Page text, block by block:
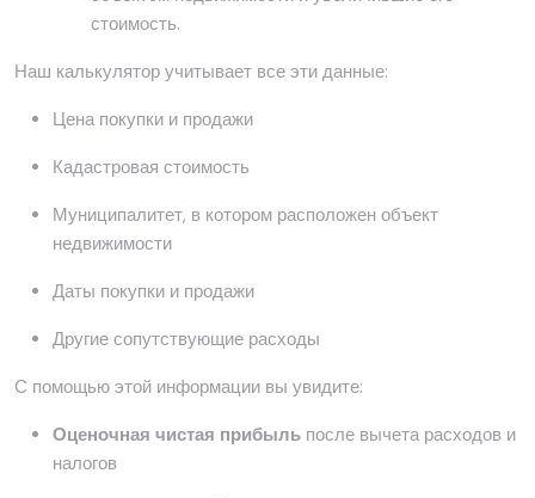
стоимость.
Наш калькулятор учитывает все эти данные:
Цена покупки и продажи
Кадастровая стоимость
Муниципалитет, в котором расположен объект
недвижимости
Даты покупки и продажи
Другие сопутствующие расходы
С помощью этой информации вы увидите:
Оценочная чистая прибыль после вычета расходов и
налогов